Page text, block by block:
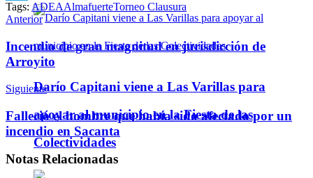
Darío Capitani viene a Las Varillas para
apoyar al municipio en la Fiesta de las
Colectividades
Telegram
Tags: ADEAAlmafuerteTorneo Clausura
Anterior
Incendio de gran magnitud en jurisdicción de
Arroyito
Siguiente
Falleció el hombre que había sido afectado por un
incendio en Sacanta
Notas Relacionadas